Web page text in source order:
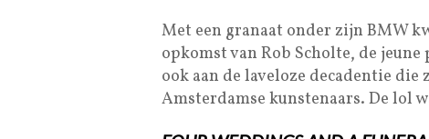
Met een granaat onder zijn BMW
opkomst van Rob Scholte, de
ook aan de laveloze decadentie
Amsterdamse kunstenaars. De lol